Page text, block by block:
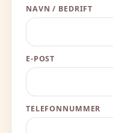
NAVN / BEDRIFT
E-POST
TELEFONNUMMER